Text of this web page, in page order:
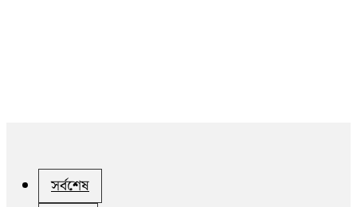
সর্বশেষ